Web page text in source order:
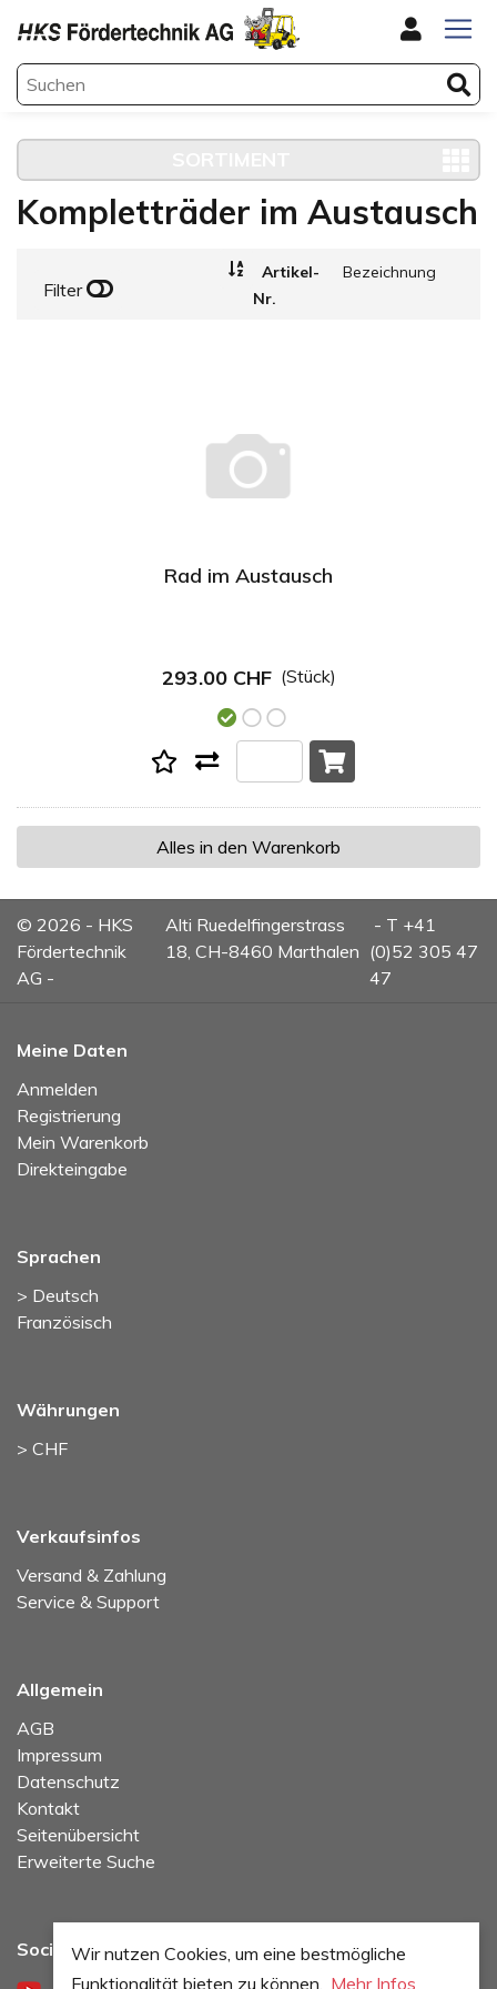
Wir nutzen Cookies, um eine bestmögliche
Funktionalität bieten zu können. Mehr Infos
Kompletträder im Austausch
Artikel-
Nr.
Bezeichnung
Filter
Rad im Austausch
293.00 CHF (Stück)
© 2026 - HKS
Fördertechnik
AG -
Alti Ruedelfingerstrass
18, CH-8460 Marthalen
- T +41
(0)52 305 47
47
Meine Daten
Anmelden
Registrierung
Mein Warenkorb
Direkteingabe
Sprachen
> Deutsch
Französisch
Währungen
> CHF
Verkaufsinfos
Versand & Zahlung
Service & Support
Allgemein
AGB
Impressum
Datenschutz
Kontakt
Seitenübersicht
Erweiterte Suche
Social Media